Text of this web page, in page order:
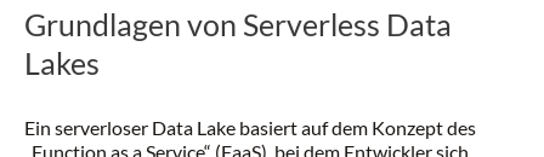
Grundlagen von Serverless Data
Lakes
Ein serverloser Data Lake basiert auf dem Konzept des
„Function as a Service“ (FaaS), bei dem Entwickler sich